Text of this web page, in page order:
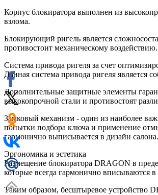
Корпус блокиратора выполнен из
взлома.
Блокирующий ригель является
противостоит механическому воздействию.
Система привода ригеля за счет
Данная система привода ригеля является
Дополнительные защитные элементы
высокопрочной стали и противостоят
Замковый механизм - один из наиболее
попытки подбора ключа и применение
гармонично выписывается в дизайн
Эргономика и эстетика
Размещение блокиратора DRAGON в
которые всегда гармонично вписываются
Таким образом, бесштыревое устройство